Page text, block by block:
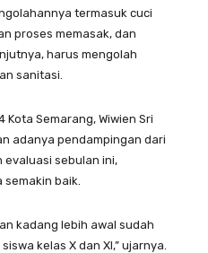
termasuk cuci
proses memasak, dan
harus mengolah
sanitasi.
Kota Semarang, Wiwien Sri
adanya pendampingan dari
evaluasi sebulan ini,
semakin baik.
kadang lebih awal sudah
kelas X dan XI,” ujarnya.